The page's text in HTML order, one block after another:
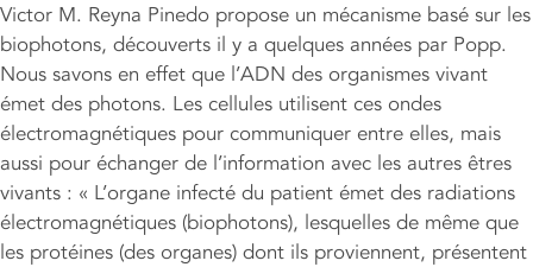
Victor M. Reyna Pinedo propose un mécanisme basé sur les
biophotons, découverts il y a quelques années par Popp.
Nous savons en effet que l’ADN des organismes vivant
émet des photons. Les cellules utilisent ces ondes
électromagnétiques pour communiquer entre elles, mais
aussi pour échanger de l’information avec les autres êtres
vivants : « L’organe infecté du patient émet des radiations
électromagnétiques (biophotons), lesquelles de même que
les protéines (des organes) dont ils proviennent, présentent